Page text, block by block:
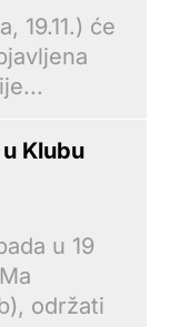
19.11.) će
Klubu
u 19
održati